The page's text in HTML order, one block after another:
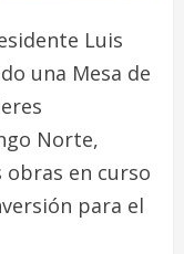
Luis
una Mesa de
Norte,
obras en curso
para el